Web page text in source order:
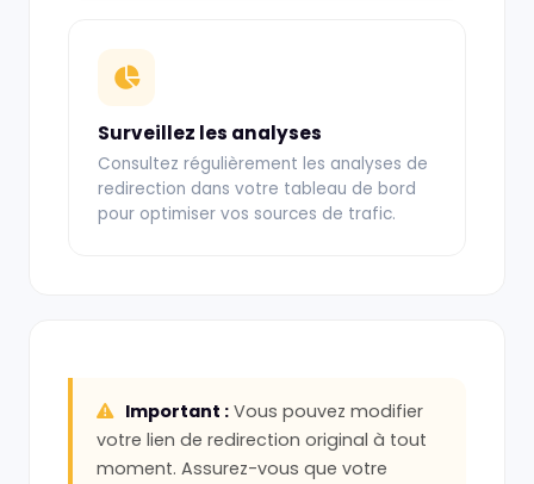
Surveillez les analyses
Consultez régulièrement les analyses de
redirection dans votre tableau de bord
pour optimiser vos sources de trafic.
Important : Vous pouvez modifier
votre lien de redirection original à tout
moment. Assurez-vous que votre